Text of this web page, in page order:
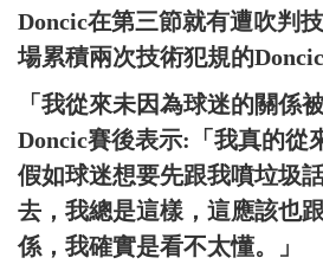
Doncic在第三節就有遭吹判
場累積兩次技術犯規的
「我從來未因為球迷的關係
Doncic賽後表示:「我真的從
假如球迷想要先跟我噴垃圾
去，我總是這樣，這應該也
係，我確實是看不太懂。」